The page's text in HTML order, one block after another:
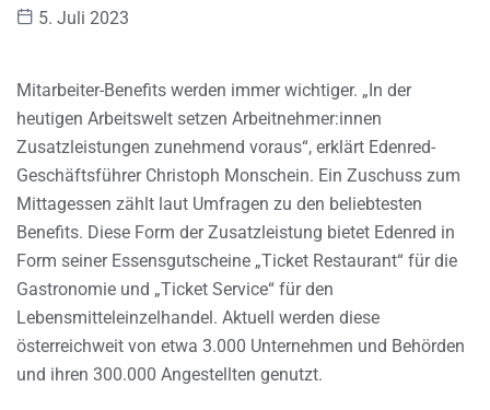
5. Juli 2023
Mitarbeiter-Benefits werden immer wichtiger. „In der
heutigen Arbeitswelt setzen Arbeitnehmer:innen
Zusatzleistungen zunehmend voraus“, erklärt Edenred-
Geschäftsführer Christoph Monschein. Ein Zuschuss zum
Mittagessen zählt laut Umfragen zu den beliebtesten
Benefits. Diese Form der Zusatzleistung bietet Edenred in
Form seiner Essensgutscheine „Ticket Restaurant“ für die
Gastronomie und „Ticket Service“ für den
Lebensmitteleinzelhandel. Aktuell werden diese
österreichweit von etwa 3.000 Unternehmen und Behörden
und ihren 300.000 Angestellten genutzt.